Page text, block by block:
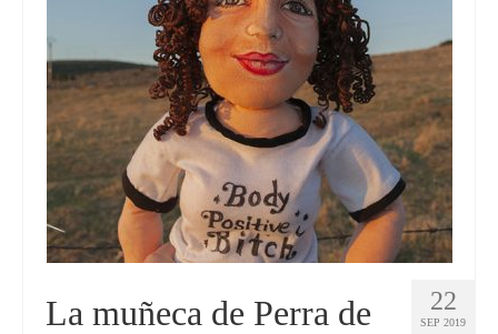
Muñecos infantiles
Marionetas
BLOG
22
SEP 2019
La muñeca de Perra de